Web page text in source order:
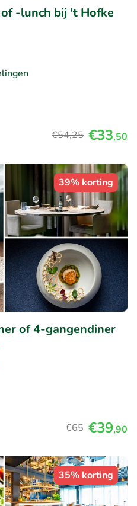
-lunch bij 't Hofke
€54,25 €33,50
39% korting
of 4-gangendiner
€65 €39,90
35% korting